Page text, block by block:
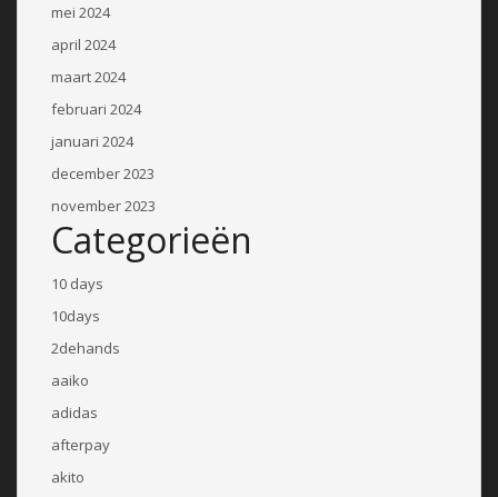
mei 2024
april 2024
maart 2024
februari 2024
januari 2024
december 2023
november 2023
Categorieën
10 days
10days
2dehands
aaiko
adidas
afterpay
akito